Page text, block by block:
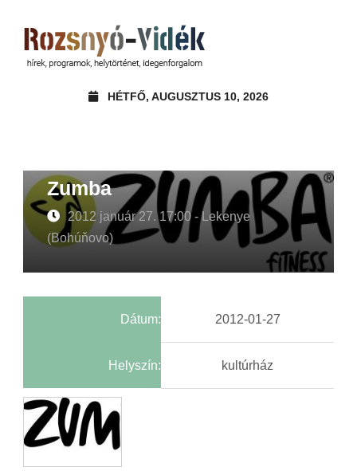
HÉTFŐ, AUGUSZTUS 10, 2026
Zumba
2012 január 27. 17:00 - Lekenye
(Bohúňovo)
Dátum: 2012-01-27
Helyszín: kultúrház